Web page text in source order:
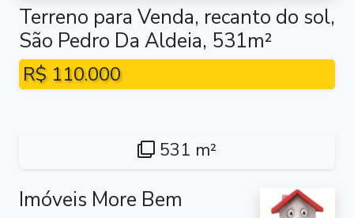
Terreno para Venda, recanto do sol,
São Pedro Da Aldeia, 531m²
R$ 110.000
531 m²
Imóveis More Bem